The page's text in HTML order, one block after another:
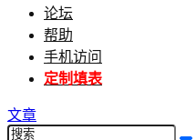
论坛
帮助
手机访问
定制填表
文章